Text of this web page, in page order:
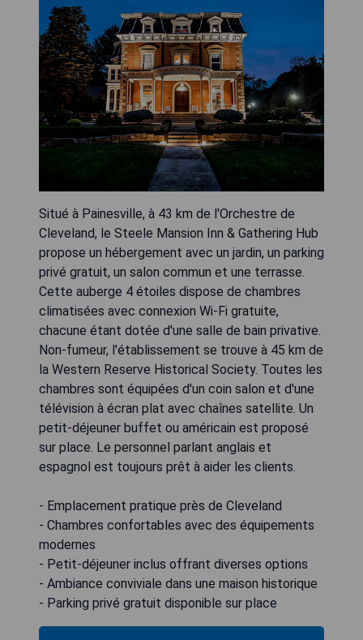
Situé à Painesville, à 43 km de l'Orchestre de
Cleveland, le Steele Mansion Inn & Gathering Hub
propose un hébergement avec un jardin, un parking
privé gratuit, un salon commun et une terrasse.
Cette auberge 4 étoiles dispose de chambres
climatisées avec connexion Wi-Fi gratuite,
chacune étant dotée d'une salle de bain privative.
Non-fumeur, l'établissement se trouve à 45 km de
la Western Reserve Historical Society. Toutes les
chambres sont équipées d'un coin salon et d'une
télévision à écran plat avec chaînes satellite. Un
petit-déjeuner buffet ou américain est proposé
sur place. Le personnel parlant anglais et
espagnol est toujours prêt à aider les clients.
- Emplacement pratique près de Cleveland
- Chambres confortables avec des équipements
modernes
- Petit-déjeuner inclus offrant diverses options
- Ambiance conviviale dans une maison historique
- Parking privé gratuit disponible sur place